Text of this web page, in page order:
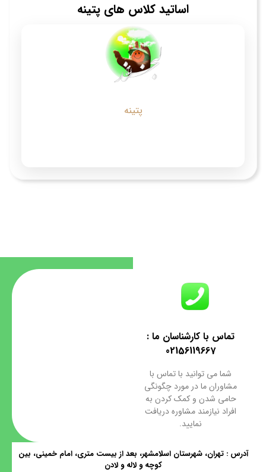
اساتید کلاس های پتینه
پتینه
تماس با کارشناسان ما :
02156119667
شما می توانید با تماس با
مشاوران ما در مورد چگونگی
حامی شدن و کمک کردن به
افراد نیازمند مشاوره دریافت
نمایید.
آدرس : تهران، شهرستان اسلامشهر، بعد از بیست متری، امام خمینی، بین
کوچه و لاله و لادن